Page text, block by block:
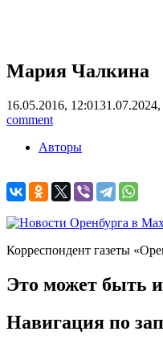
Мария Чалкина
16.05.2016, 12:01
comment
Авторы
Корреспондент газеты
Это может быть
Навигация по